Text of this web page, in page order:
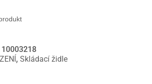
10003218
, Skládací židle